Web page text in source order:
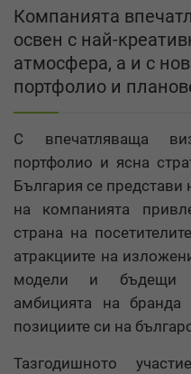
Компанията
освен с най-
атмосфера, а и с
портфолио и
С впечатляваща
портфолио и ясна
България се
на компанията
страна на
атракциите на
модели и бъдещи
амбицията на
позициите си на
Тазгодишното